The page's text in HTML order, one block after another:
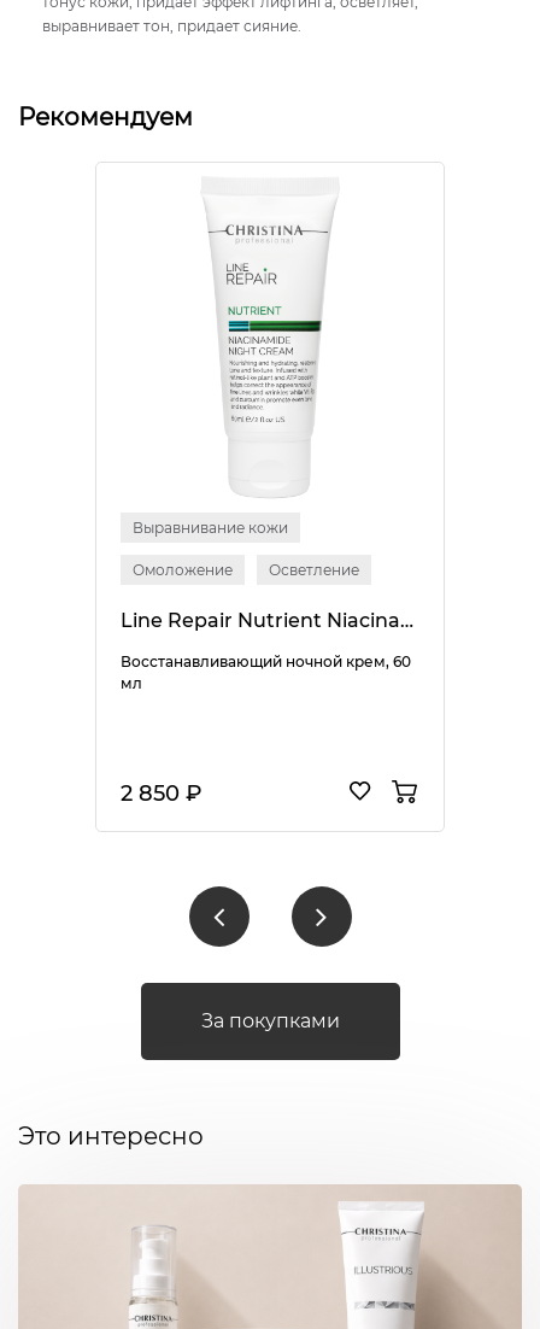
выравнивает тон, придает сияние.
Рекомендуем
Выравнивание кожи
Омоложение Осветление
Line Repair Nutrient Niacinamide Night Cream
Восстанавливающий ночной крем, 60
мл
2 850 ₽
За покупками
Это интересно